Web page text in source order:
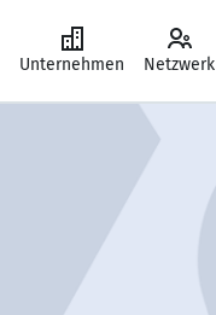
Unternehmen Netzwerk